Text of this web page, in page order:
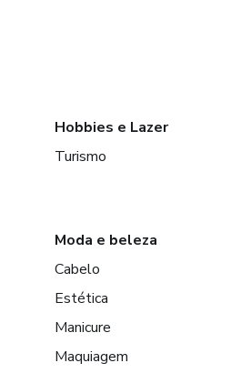
Hobbies e Lazer
Turismo
Moda e beleza
Cabelo
Estética
Manicure
Maquiagem